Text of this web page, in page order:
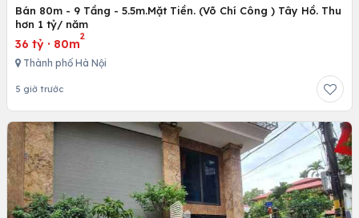
Bán 80m - 9 Tầng - 5.5m.Mặt Tiền. (Võ Chí Công ) Tây Hồ. Thu
hơn 1 tỷ/ năm
36 tỷ · 80m
2
Thành phố Hà Nội
5 giờ trước